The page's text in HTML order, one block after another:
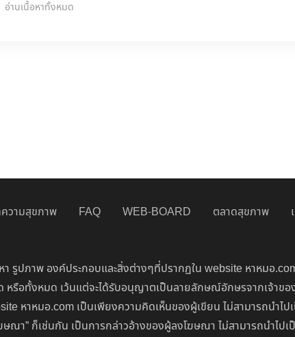
อ่านเนื้อหาทั้งหมด
วามสุขภาพ FAQ WEB-BOARD ตลาดสุขภาพ
า รูปภาพ องค์ประกอบและสิ่งต่างๆที่ปรากฏใน website หาหมอ
รือทั้งหมด เว้นแต่จะได้รับอนุญาตเป็นลายลักษณ์อักษรจากเจ้าข
หาหมอ.com เป็นเพียงความคิดเห็นของผู้เขียน ไม่สามารถนำ
ษณา” ก็เช่นกัน เป็นการกล่าวอ้างของผู้ลงโฆษณา ไม่สามารถนำไ